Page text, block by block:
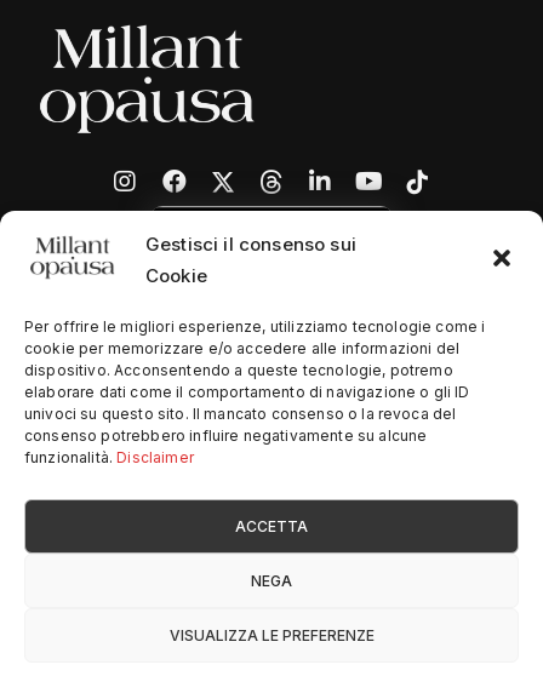
Gestisci il consenso sui
Cookie
Per offrire le migliori esperienze, utilizziamo tecnologie come i
cookie per memorizzare e/o accedere alle informazioni del
dispositivo. Acconsentendo a queste tecnologie, potremo
elaborare dati come il comportamento di navigazione o gli ID
univoci su questo sito. Il mancato consenso o la revoca del
consenso potrebbero influire negativamente su alcune
funzionalità.Disclaimer
ACCETTA
NEGA
VISUALIZZA LE PREFERENZE
Home
Chi siamo
Privacy Policy